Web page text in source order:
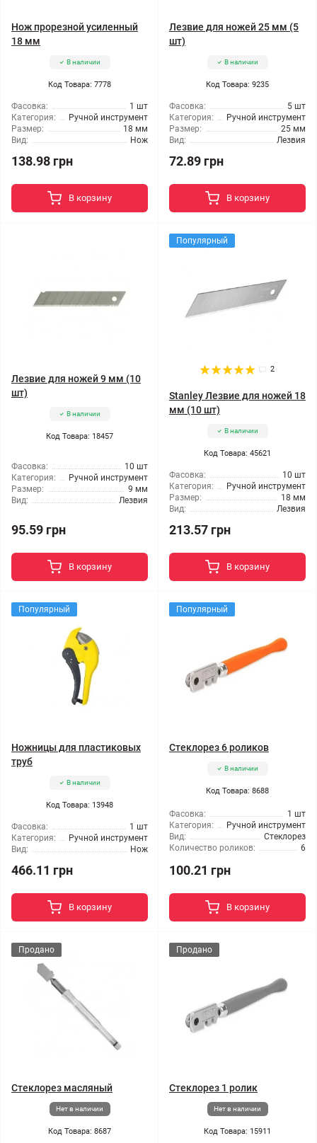
Нож прорезной усиленный
18 мм
В наличии
Код Товара: 7778
Фасовка:
1 шт
Категория:
Ручной инструмент
Размер:
18 мм
Вид:
Нож
138.98 грн
В корзину
Лезвие для ножей 25 мм (5
шт)
В наличии
Код Товара: 9235
Фасовка:
5 шт
Категория:
Ручной инструмент
Размер:
25 мм
Вид:
Лезвия
72.89 грн
В корзину
Лезвие для ножей 9 мм (10
шт)
В наличии
Код Товара: 18457
Фасовка:
10 шт
Категория:
Ручной инструмент
Размер:
9 мм
Вид:
Лезвия
95.59 грн
В корзину
Популярный
2
Stanley Лезвие для ножей 18
мм (10 шт)
В наличии
Код Товара: 45621
Фасовка:
10 шт
Категория:
Ручной инструмент
Размер:
18 мм
Вид:
Лезвия
213.57 грн
В корзину
Популярный
Ножницы для пластиковых
труб
В наличии
Код Товара: 13948
Фасовка:
1 шт
Категория:
Ручной инструмент
Вид:
Нож
466.11 грн
В корзину
Популярный
Стеклорез 6 роликов
В наличии
Код Товара: 8688
Фасовка:
1 шт
Категория:
Ручной инструмент
Вид:
Стеклорез
Количество роликов:
6
100.21 грн
В корзину
Продано
Стеклорез масляный
Нет в наличии
Код Товара: 8687
Продано
Стеклорез 1 ролик
Нет в наличии
Код Товара: 15911